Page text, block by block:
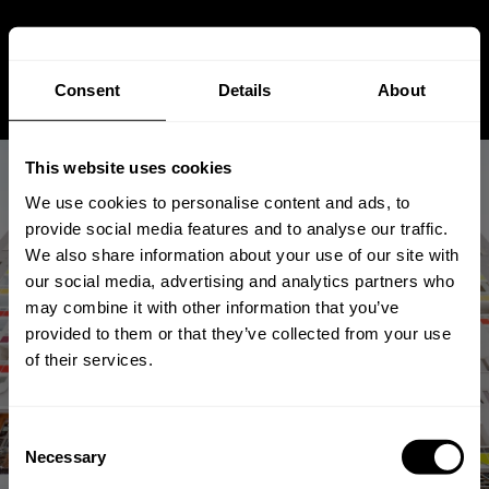
Consent Details About
This website uses cookies
We use cookies to personalise content and ads, to
provide social media features and to analyse our traffic.
We also share information about your use of our site with
our social media, advertising and analytics partners who
may combine it with other information that you’ve
provided to them or that they’ve collected from your use
of their services.
Selection
Necessary
Erfolgsstory: Wie Schneeberg
Isolierglas die Energiekosten in
einem Wohnprojekt senkte